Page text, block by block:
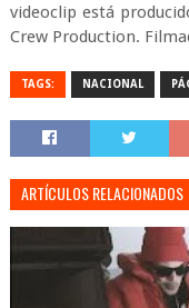
videoclip está
Crew Production.
TAGS: NACIONAL
ARTÍCULOS RELACIONADOS